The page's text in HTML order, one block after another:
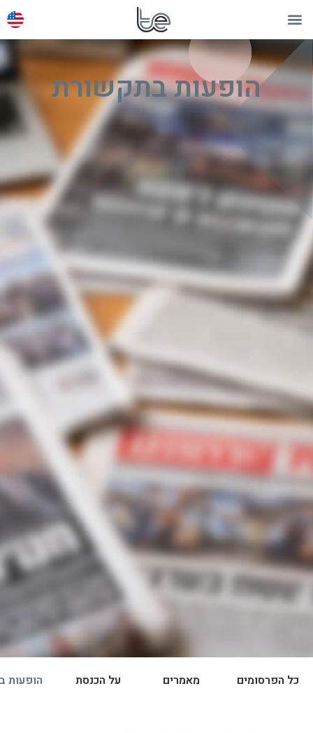
הופעות בתקשורת
כל הפרסומים מאמרים על הכנסת הופעות